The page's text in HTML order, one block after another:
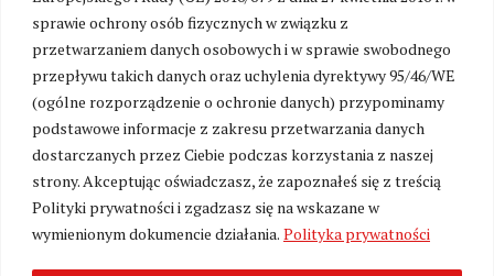
sprawie ochrony osób fizycznych w związku z
przetwarzaniem danych osobowych i w sprawie swobodnego
przepływu takich danych oraz uchylenia dyrektywy 95/46/WE
(ogólne rozporządzenie o ochronie danych) przypominamy
podstawowe informacje z zakresu przetwarzania danych
dostarczanych przez Ciebie podczas korzystania z naszej
strony. Akceptując oświadczasz, że zapoznałeś się z treścią
Polityki prywatności i zgadzasz się na wskazane w
wymienionym dokumencie działania. Polityka prywatności
Zmień ustawienia cookies